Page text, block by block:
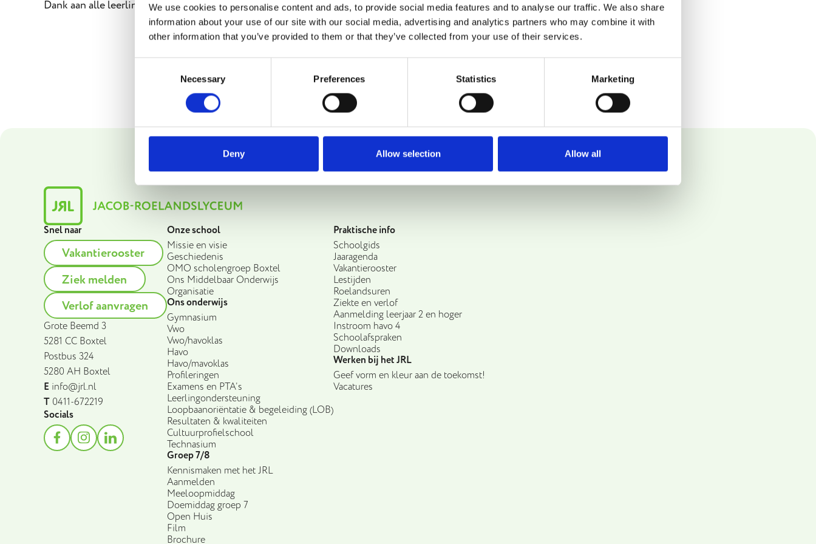
We use cookies to personalise content and ads, to provide social media features and to analyse our traffic. We also share
information about your use of our site with our social media, advertising and analytics partners who may combine it with
other information that you’ve provided to them or that they’ve collected from your use of their services.
Necessary Preferences Statistics Marketing
Deny Allow selection Allow all
Dank aan alle leerlingen die er waren voor hun bijdrage!
Snel naar
Vakantierooster
Ziek melden
Verlof aanvragen
Grote Beemd 3
5281 CC Boxtel
Postbus 324
5280 AH Boxtel
E info@jrl.nl
T 0411-672219
Socials
Onze school
Missie en visie
Geschiedenis
OMO scholengroep Boxtel
Ons Middelbaar Onderwijs
Organisatie
Ons onderwijs
Gymnasium
Vwo
Vwo/havoklas
Havo
Havo/mavoklas
Profileringen
Examens en PTA’s
Leerlingondersteuning
Loopbaanoriëntatie & begeleiding (LOB)
Resultaten & kwaliteiten
Cultuurprofielschool
Technasium
Groep 7/8
Kennismaken met het JRL
Aanmelden
Meeloopmiddag
Doemiddag groep 7
Open Huis
Film
Brochure
Praktische info
Schoolgids
Jaaragenda
Vakantierooster
Lestijden
Roelandsuren
Ziekte en verlof
Aanmelding leerjaar 2 en hoger
Instroom havo 4
Schoolafspraken
Downloads
Werken bij het JRL
Geef vorm en kleur aan de toekomst!
Vacatures